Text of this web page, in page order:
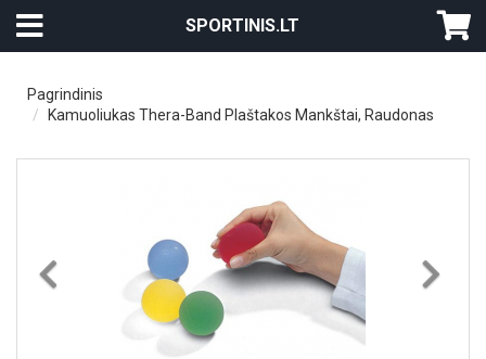
SPORTINIS.LT
Pagrindinis
Kamuoliukas Thera-Band Plaštakos Mankštai, Raudonas
Previous